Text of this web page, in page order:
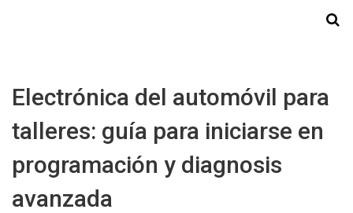
Electrónica del automóvil para
talleres: guía para iniciarse en
programación y diagnosis
avanzada